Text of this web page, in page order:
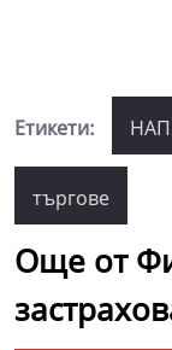
Етикети: НАП
търгове
Още от